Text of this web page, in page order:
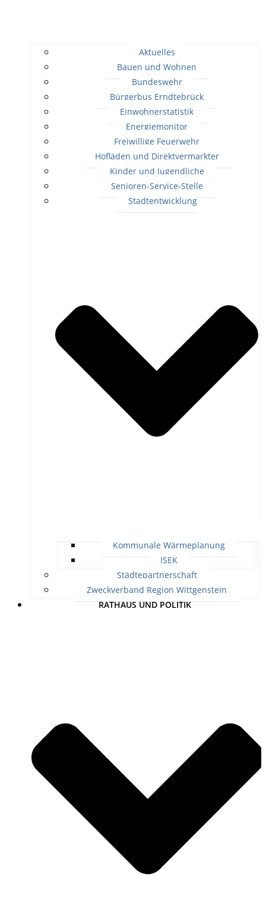
Aktuelles
Bauen und Wohnen
Bundeswehr
Bürgerbus Erndtebrück
Einwohnerstatistik
Energiemonitor
Freiwillige Feuerwehr
Hofläden und Direktvermarkter
Kinder und Jugendliche
Senioren-Service-Stelle
Stadtentwicklung
Kommunale Wärmeplanung
ISEK
Städtepartnerschaft
Zweckverband Region Wittgenstein
RATHAUS UND POLITIK